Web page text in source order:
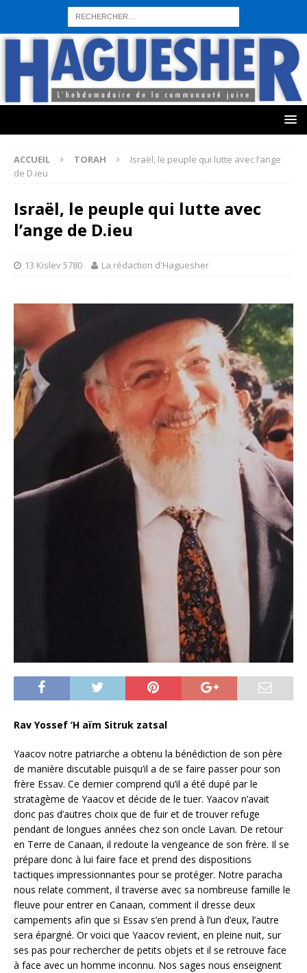
sohbet hattı numarası seks hattı numara istanbul escort bayanlar
sohbet hattı numaralar seks hattı numaralar"
numaraları sohbet hattı sex hattı telefonda seks numara sıcak sex
sohbet hattı canlı sohbet hatları sohbet numaraları
ucuz
sex sohbet hattı numaraları
yeni casino siteleri
ACCUEIL TORAH
Israël, le peuple qui lutte avec l’ange
de D.ieu
Israël, le peuple qui lutte avec
l’ange de D.ieu
13 Kislev 5780 La rédaction d'Haguesher
Rav Yossef ‘H aïm Sitruk zatsal
Yaacov notre patriarche a obtenu la bénédiction de son père
de manière discutable puisqu’il a de se faire passer pour son
frère Essav. Ce dernier comprend qu’il a été dupé par le
stratagème de Yaacov et décide de le tuer. Yaacov n’avait
donc pas d’autres choix que de fuir et de trouver refuge
pendant de longues années chez son oncle Lavan. De retour
en Terre de Canaan, il redoute la vengeance de son frère. Il se
prépare donc à lui faire face et prend des dispositions
tactiques impressionnantes pour se protéger. Notre paracha
nous relate comment, il traverse avec sa nombreuse famille le
fleuve pour entrer en Canaan, comment il dresse deux
campements afin que si Essav s’en prend à l’un d’eux, l’autre
sera épargné. Or voici que Yaacov revient, en pleine nuit, sur
ses pas pour rechercher de petits objets et il se retrouve face
à face avec un homme inconnu. Nos sages nous enseignent